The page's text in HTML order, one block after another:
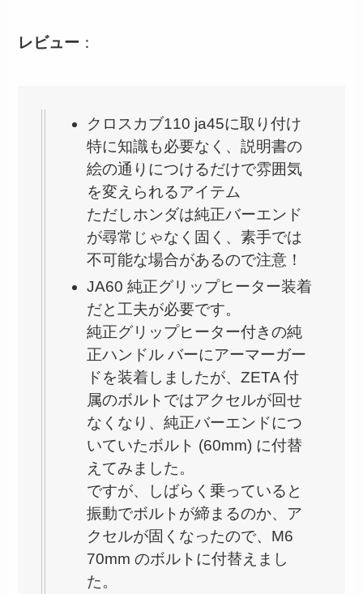
レビュー ：
クロスカブ110 ja45に取り付け
特に知識も必要なく、説明書の
絵の通りにつけるだけで雰囲気
を変えられるアイテム
ただしホンダは純正バーエンド
が尋常じゃなく固く、素手では
不可能な場合があるので注意！
JA60 純正グリップヒーター装着
だと工夫が必要です。
純正グリップヒーター付きの純
正ハンドル バーにアーマーガー
ドを装着しましたが、ZETA 付
属のボルトではアクセルが回せ
なくなり、純正バーエンドにつ
いていたボルト (60mm) に付替
えてみました。
ですが、しばらく乗っていると
振動でボルトが締まるのか、ア
クセルが固くなったので、M6
70mm のボルトに付替えまし
た。